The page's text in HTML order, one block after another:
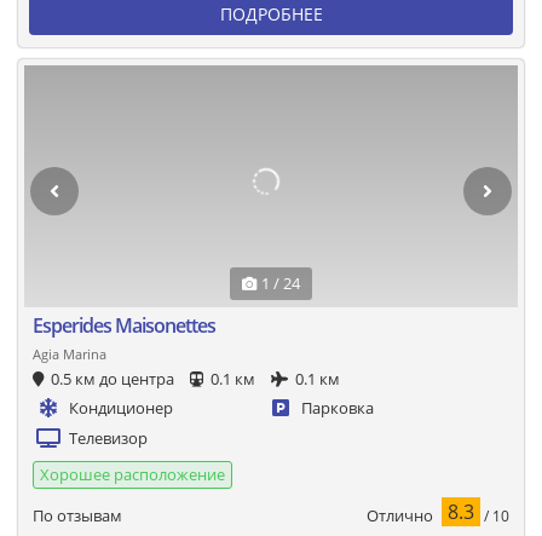
ПОДРОБНЕЕ
1 / 24
Esperides Maisonettes
Agia Marina
0.5 км до центра 0.1 км
0.1 км
Кондиционер
Парковка
Телевизор
Хорошее расположение
По отзывам
Отлично 8.3 / 10